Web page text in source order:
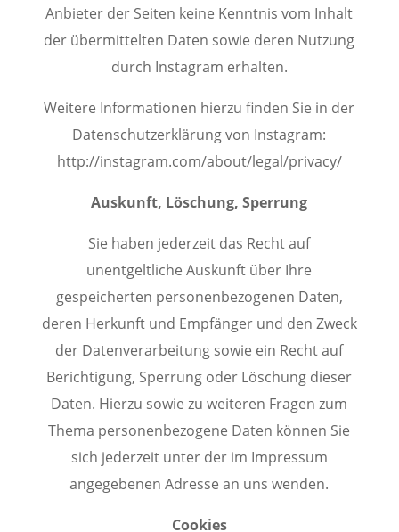
Anbieter der Seiten keine Kenntnis vom Inhalt
der übermittelten Daten sowie deren Nutzung
durch Instagram erhalten.
Weitere Informationen hierzu finden Sie in der
Datenschutzerklärung von Instagram:
http://instagram.com/about/legal/privacy/
Auskunft, Löschung, Sperrung
Sie haben jederzeit das Recht auf
unentgeltliche Auskunft über Ihre
gespeicherten personenbezogenen Daten,
deren Herkunft und Empfänger und den Zweck
der Datenverarbeitung sowie ein Recht auf
Berichtigung, Sperrung oder Löschung dieser
Daten. Hierzu sowie zu weiteren Fragen zum
Thema personenbezogene Daten können Sie
sich jederzeit unter der im Impressum
angegebenen Adresse an uns wenden.
Cookies